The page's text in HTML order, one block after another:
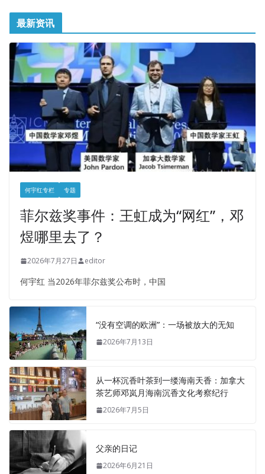
最新资讯
何宇红专栏 专题
菲尔兹奖事件：王虹成为“网红”，邓
煜哪里去了？
2026年7月27日 editor
何宇红 当2026年菲尔兹奖公布时，中国
“没有空调的欧洲”：一场被放大的无知
2026年7月13日
从一杯沉香叶茶到一缕海南天香：加拿大
茶艺师邓岚月海南沉香文化考察纪行
2026年7月5日
父亲的日记
2026年6月21日